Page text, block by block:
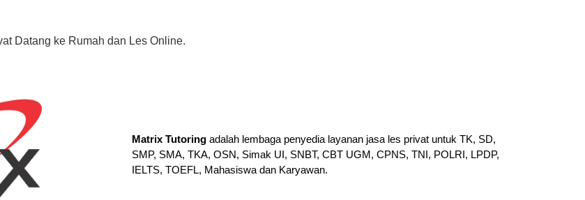
Datang ke Rumah dan Les Online.
Matrix Tutoring adalah lembaga penyedia layanan jasa les privat untuk TK, SD,
SMP, SMA, TKA, OSN, Simak UI, SNBT, CBT UGM, CPNS, TNI, POLRI, LPDP,
IELTS, TOEFL, Mahasiswa dan Karyawan.